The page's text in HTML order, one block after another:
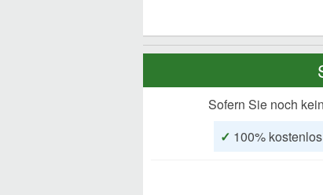
Sofern Sie noch
✓ 100% kostenlos